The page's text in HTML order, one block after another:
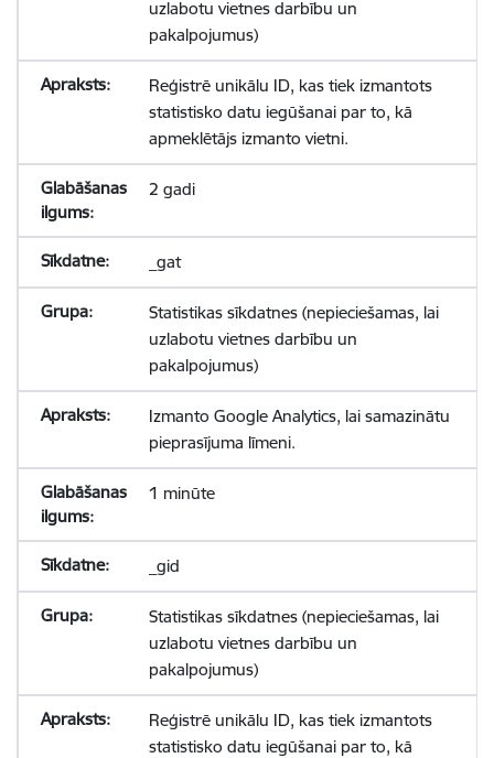
uzlabotu vietnes darbību un
pakalpojumus)
Reģistrē unikālu ID, kas tiek izmantots
statistisko datu iegūšanai par to, kā
apmeklētājs izmanto vietni.
2 gadi
_gat
Statistikas sīkdatnes (nepieciešamas, lai
uzlabotu vietnes darbību un
pakalpojumus)
Izmanto Google Analytics, lai samazinātu
pieprasījuma līmeni.
1 minūte
_gid
Statistikas sīkdatnes (nepieciešamas, lai
uzlabotu vietnes darbību un
pakalpojumus)
Reģistrē unikālu ID, kas tiek izmantots
statistisko datu iegūšanai par to, kā